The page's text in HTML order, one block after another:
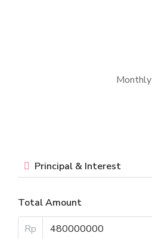
Monthly
Principal & Interest
Total Amount
Rp